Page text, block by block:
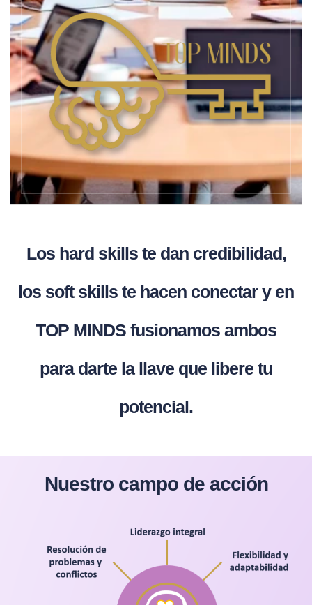
Los hard skills te dan credibilidad,
los soft skills te hacen conectar y en
TOP MINDS fusionamos ambos
para darte la llave que libere tu
potencial.
Nuestro campo de acción